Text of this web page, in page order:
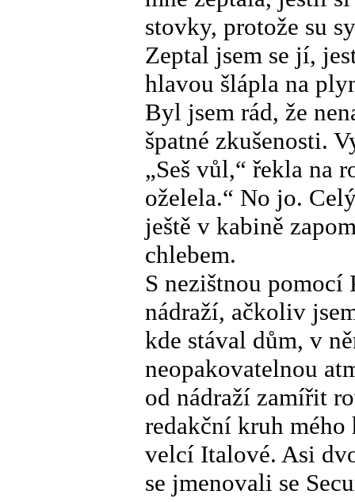
stovky, protože su
Zeptal jsem se jí,
hlavou šlápla na
Byl jsem rád, že
špatné zkušenosti.
„Seš vůl,“ řekla na
oželela.“ No jo.
ještě v kabině
chlebem.
S nezištnou pomocí
nádraží, ačkoliv
kde stával dům, v
neopakovatelnou
od nádraží zamířit
redakční kruh
velcí Italové. Asi
se jmenovali se